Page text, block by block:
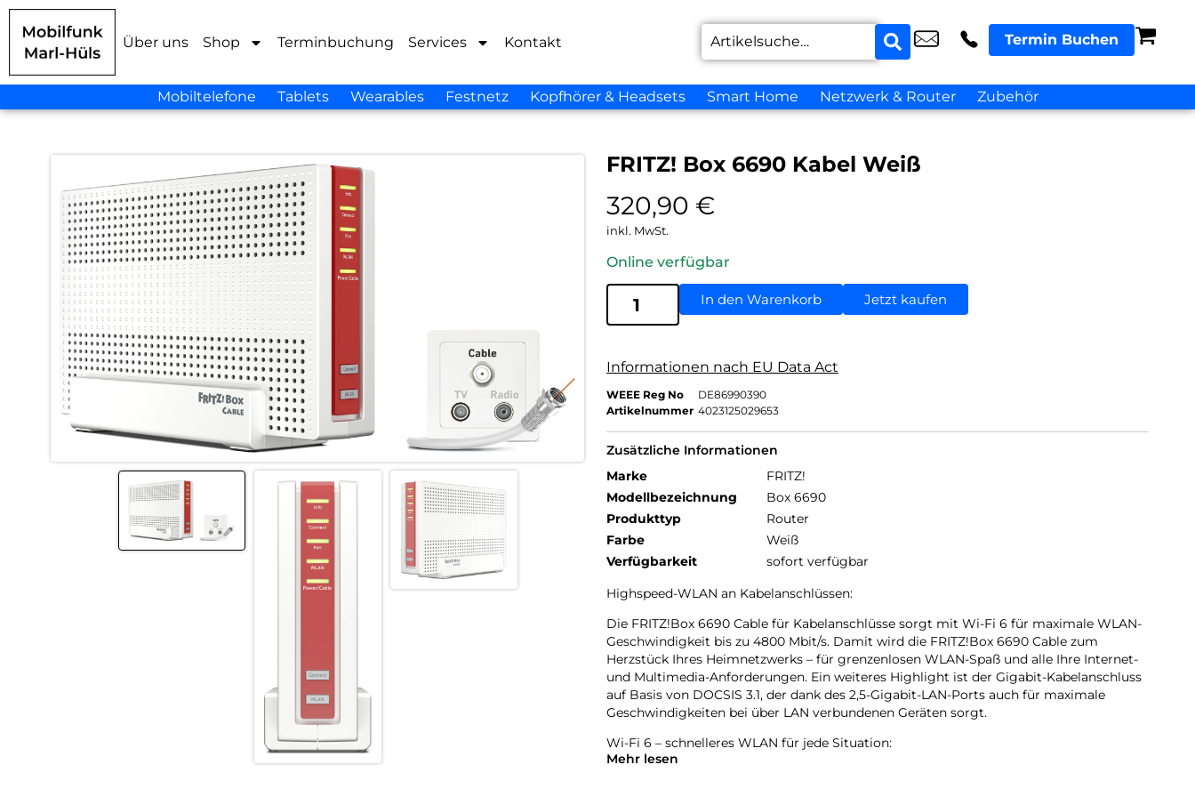
Über uns Shop Terminbuchung Services Kontakt Termin Buchen
Mobiltelefone Tablets Wearables Festnetz Kopfhörer & Headsets Smart Home Netzwerk & Router Zubehör
FRITZ! Box 6690 Kabel Weiß
320,90 €
inkl. MwSt.
Online verfügbar
In den Warenkorb Jetzt kaufen
Informationen nach EU Data Act
WEEE Reg No
DE86990390
Artikelnummer 4023125029653
Zusätzliche Informationen
Marke
FRITZ!
Modellbezeichnung
Box 6690
Produkttyp
Router
Farbe
Weiß
Verfügbarkeit
sofort verfügbar
Highspeed-WLAN an Kabelanschlüssen:
Die FRITZ!Box 6690 Cable für Kabelanschlüsse sorgt mit Wi-Fi 6 für maximale WLAN-
Geschwindigkeit bis zu 4800 Mbit/s. Damit wird die FRITZ!Box 6690 Cable zum
Herzstück Ihres Heimnetzwerks – für grenzenlosen WLAN-Spaß und alle Ihre Internet-
und Multimedia-Anforderungen. Ein weiteres Highlight ist der Gigabit-Kabelanschluss
auf Basis von DOCSIS 3.1, der dank des 2,5-Gigabit-LAN-Ports auch für maximale
Geschwindigkeiten bei über LAN verbundenen Geräten sorgt.
Wi-Fi 6 – schnelleres WLAN für jede Situation:
Mehr lesen